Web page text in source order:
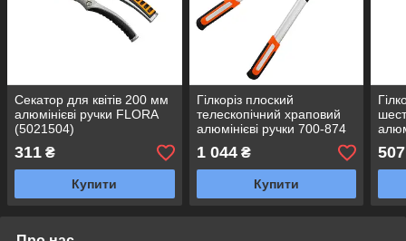
Секатор для квітів 200 мм
алюмінієві ручки FLORA
(5021504)
311 ₴
Купити
Гілкоріз плоский
телескопічний храповий
алюмінієві ручки 700-874
мм FLORA (5022374)
1 044₴
Купити
507